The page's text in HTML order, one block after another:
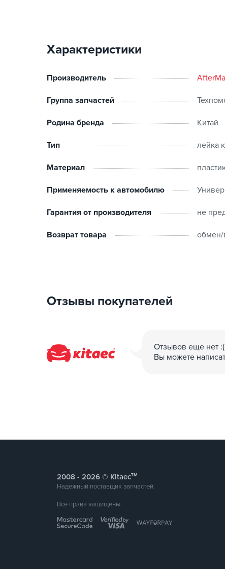
Характеристики
Производитель
Группа запчастей
Родина бренда Китай
Тип лейка
Материал
Применяемость к автомобилю
Гарантия от производителя не
Возврат товара обмен/
Отзывы покупателей
Отзывов еще нет :(
Вы можете
2008 - © Kitaecтм
Надежный поставщик запчастей.
Все права защищены.